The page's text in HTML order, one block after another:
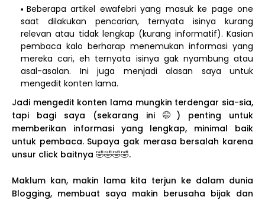
Beberapa artikel ewafebri yang masuk ke page one
saat dilakukan pencarian, ternyata isinya kurang
relevan atau tidak lengkap (kurang informatif). Kasian
pembaca kalo berharap menemukan informasi yang
mereka cari, eh ternyata isinya gak nyambung atau
asal-asalan. Ini juga menjadi alasan saya untuk
mengedit konten lama.
Jadi mengedit konten lama mungkin terdengar sia-sia,
tapi bagi saya (sekarang ini 🤭) penting untuk
memberikan informasi yang lengkap, minimal baik
untuk pembaca. Supaya gak merasa bersalah karena
unsur click baitnya 🤣🤣🤣🤣.
Maklum kan, makin lama kita terjun ke dalam dunia
Blogging, membuat saya makin berusaha bijak dan